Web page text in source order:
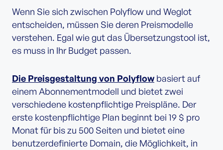
Wenn Sie sich zwischen Polyflow und Weglot
entscheiden, müssen Sie deren Preismodelle
verstehen. Egal wie gut das Übersetzungstool ist,
es muss in Ihr Budget passen.
Die Preisgestaltung von Polyflow basiert auf
einem Abonnementmodell und bietet zwei
verschiedene kostenpflichtige Preispläne. Der
erste kostenpflichtige Plan beginnt bei 19 $ pro
Monat für bis zu 500 Seiten und bietet eine
benutzerdefinierte Domain, die Möglichkeit, in